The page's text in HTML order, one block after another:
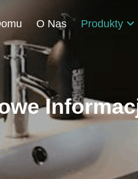
O Nas Produkty